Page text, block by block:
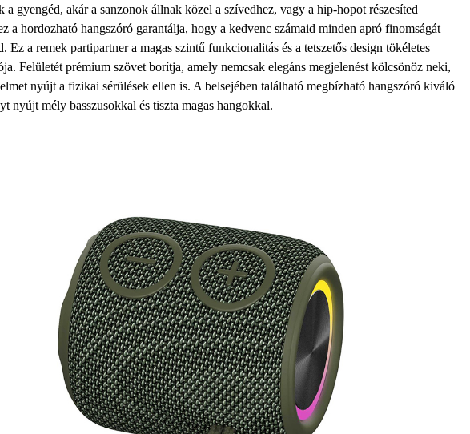
a gyengéd, akár a sanzonok állnak közel a szívedhez, vagy a hip-hopot részesíted
a hordozható hangszóró garantálja, hogy a kedvenc számaid minden apró finomságát
Ez a remek partipartner a magas szintű funkcionalitás és a tetszetős design tökéletes
Felületét prémium szövet borítja, amely nemcsak elegáns megjelenést kölcsönöz neki,
nyújt a fizikai sérülések ellen is. A belsejében található megbízható hangszóró kiváló
nyújt mély basszusokkal és tiszta magas hangokkal.